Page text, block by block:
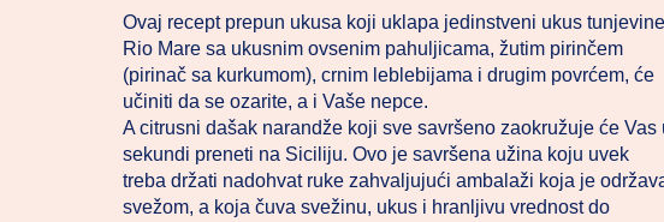
Ovaj recept prepun ukusa koji uklapa jedinstveni ukus tunjevine
Rio Mare sa ukusnim ovsenim pahuljicama, žutim pirinčem
(pirinač sa kurkumom), crnim leblebijama i drugim povrćem, će
učiniti da se ozarite, a i Vaše nepce.
A citrusni dašak narandže koji sve savršeno zaokružuje će Vas
sekundi preneti na Siciliju. Ovo je savršena užina koju uvek
treba držati nadohvat ruke zahvaljujući ambalaži koja je
svežom, a koja čuva svežinu, ukus i hranljivu vrednost do